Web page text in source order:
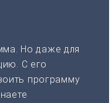
Но даже для
С его
программу